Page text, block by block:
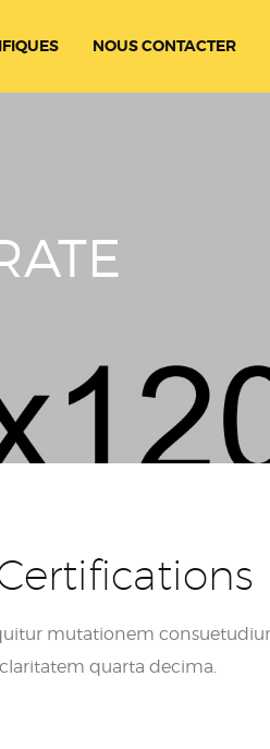
NOUS CONTACTER
mutationem
quarta decima.